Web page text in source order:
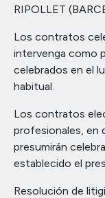
RIPOLLET
Los contratos
intervenga como
celebrados en el
habitual.
Los contratos
profesionales, en
presumirán
establecido el
Resolución de